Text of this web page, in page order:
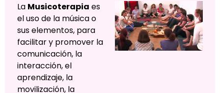
La Musicoterapia es
el uso de la música o
sus elementos, para
facilitar y promover la
comunicación, la
interacción, el
aprendizaje, la
movilización, la